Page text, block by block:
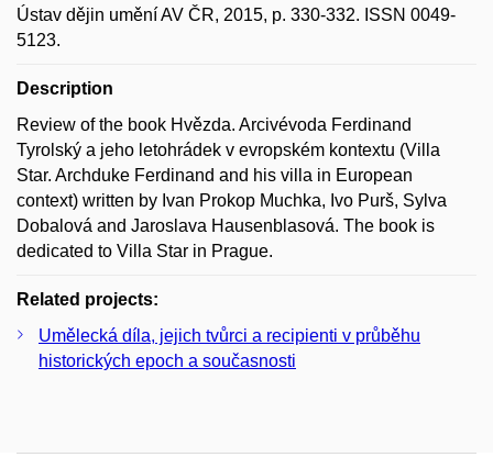
Ústav dějin umění AV ČR, 2015, p. 330-332. ISSN 0049-
5123.
Description
Review of the book Hvězda. Arcivévoda Ferdinand
Tyrolský a jeho letohrádek v evropském kontextu (Villa
Star. Archduke Ferdinand and his villa in European
context) written by Ivan Prokop Muchka, Ivo Purš, Sylva
Dobalová and Jaroslava Hausenblasová. The book is
dedicated to Villa Star in Prague.
Related projects:
Umělecká díla, jejich tvůrci a recipienti v průběhu
historických epoch a současnosti